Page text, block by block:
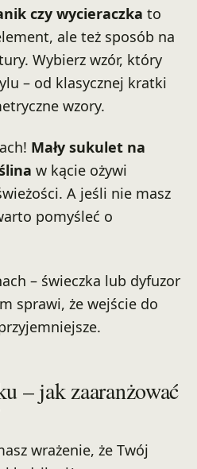
czy wycieraczka to
ale też sposób na
Wybierz wzór, który
– od klasycznej kratki
wzory.
Mały sukulet na
w kącie ożywi
A jeśli nie masz
pomyśleć o
– świeczka lub dyfuzor
sprawi, że wejście do
– jak zaaranżować
wrażenie, że Twój